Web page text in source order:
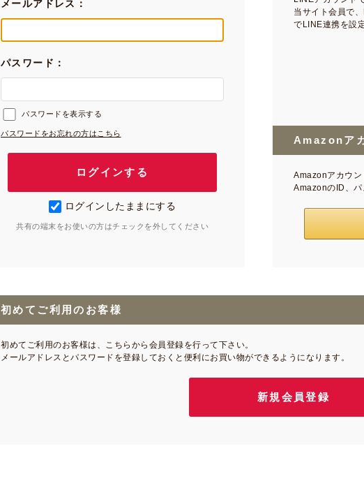
メールアドレス：
パスワード：
パスワードを表示する
パスワードをお忘れの方はこちら
ログインしたままにする
共有の端末をお使いの方はチェックを外してください
当サイト会員で
でLINE連携を設
Amazonア
Amazonアカウン
AmazonのID、パ
初めてご利用のお客様
初めてご利用のお客様は、こちらから会員登録を行って下さい。
メールアドレスとパスワードを登録しておくと便利にお買い物ができるようになります。